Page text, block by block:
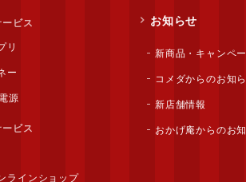
ビス
リ
ー
源
ビス
ラインショップ
お知らせ
新商品・キャンペ
コメダからのお知
新店舗情報
おかげ庵からのお